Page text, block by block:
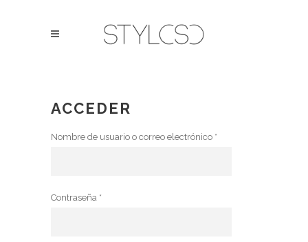
ACCEDER
Nombre de usuario o correo electrónico *
Contraseña *